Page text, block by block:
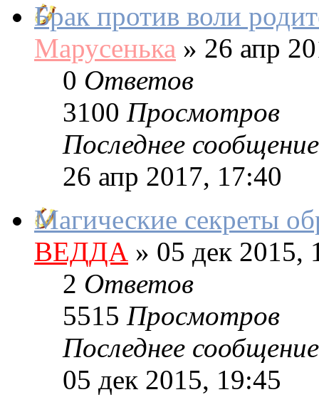
Брак против воли
Марусенька » 26 апр
0 Ответов
3100 Просмотров
Последнее сообщение
26 апр 2017, 17:40
Магические секреты
ВЕДДА » 05 дек 2015,
2 Ответов
5515 Просмотров
Последнее сообщение
05 дек 2015, 19:45